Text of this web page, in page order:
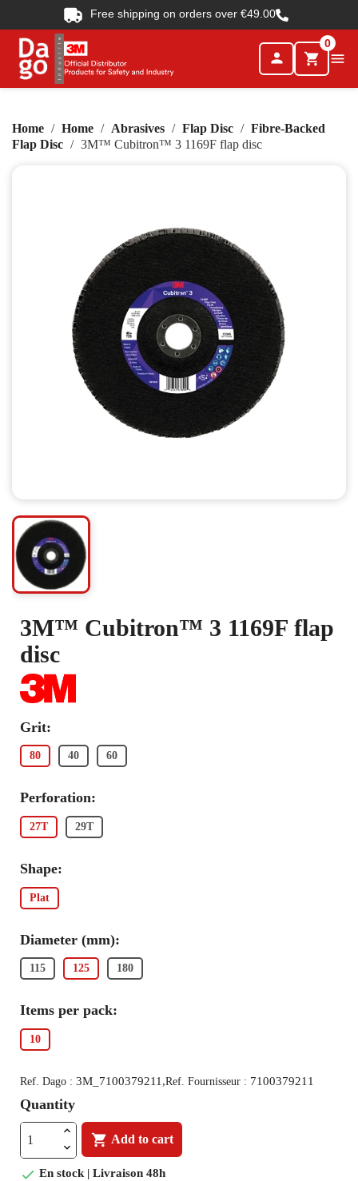
Free shipping on orders over €49.00
person shopping_cart
0

Home Home Abrasives Flap Disc
Fibre-Backed
Flap Disc
3M™ Cubitron™ 3 1169F flap disc
3M™ Cubitron™ 3 1169F flap
disc
Grit:
80 40 60
Perforation:
27T 29T
Shape:
Plat
Diameter (mm):
115 125 180
Items per pack:
10
Ref. Dago : 3M_7100379211,Ref. Fournisseur : 7100379211
Quantity
 Add to cart
 En stock | Livraison 48h